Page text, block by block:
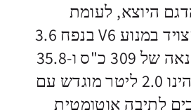
היוצא, לעומת
משקל שירד בכ-130 ק"ג. כמו קודמו הוא מצויד במנוע V6 בנפח 3.6
ליטר, אבל מדובר במנוע חדש, עם תפוקה נאה של 309 כ"ס ו-35.8
קג"מ. מנוע נוסף שמוצע, לראשונה בדגם, הינו 2.0 ליטר מוגדש עם
לתיבה אוטומטית